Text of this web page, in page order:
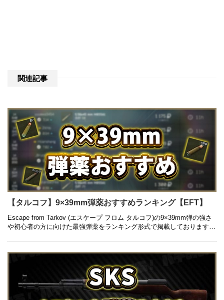
関連記事
【タルコフ】9×39mm弾薬おすすめランキング【EFT】
Escape from Tarkov (エスケープ フロム タルコフ)の9×39mm弾の強さ
や初心者の方に向けた最強弾薬をランキング形式で掲載しております。